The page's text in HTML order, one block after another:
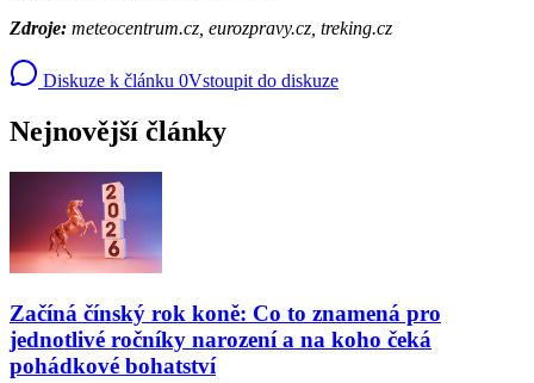
Zdroje: meteocentrum.cz, eurozpravy.cz, treking.cz
Diskuze k článku 0Vstoupit do diskuze
Nejnovější články
Začíná čínský rok koně: Co to znamená pro
jednotlivé ročníky narození a na koho čeká
pohádkové bohatství